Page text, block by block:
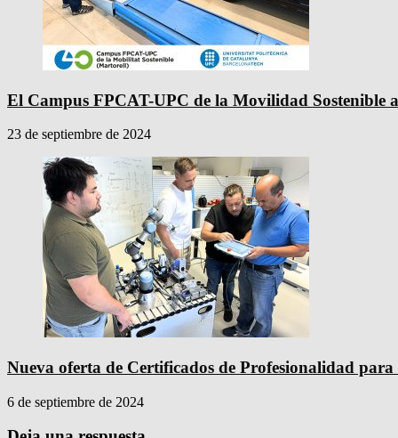
El Campus FPCAT-UPC de la Movilidad Sostenible
23 de septiembre de 2024
Nueva oferta de Certificados de Profesionalidad para
6 de septiembre de 2024